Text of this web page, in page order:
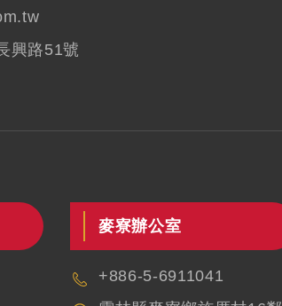
興路51號
麥寮辦公室
+886-5-6911041